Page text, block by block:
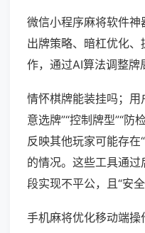
微信小程序麻将软件
出牌策略、暗杠优化
作，通过AI算法调整牌
情怀棋牌能装挂吗；用
意选牌”“控制牌型”“防
反映其他玩家可能存在
的情况。这些工具通
段实现不平公，且“安全
手机麻将优化移动端